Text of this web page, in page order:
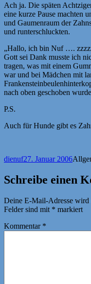
Ach ja. Die späten
eine kurze Pause machten
und Gaumenraum der
und runterschluckten.
„Hallo, ich bin Nuf ….
Gott sei Dank musste ich
tragen, was mit einem
war und bei Mädchen mit
nach oben geschoben
P.S.
Auch für Hunde gibt es
Autor
dienufVeröffentlicht
27. Januar 2006
Schreibe einen
Deine E-Mail-Adresse
Felder sind mit * markiert
Kommentar *